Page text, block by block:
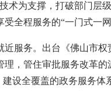
为支撑，打破部门层
全程服务的“一门式一
务。出台《佛山市权
，管住审批服务改革
设全覆盖的政务服务